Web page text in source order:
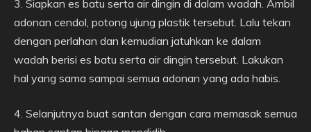
3. Siapkan es batu serta air dingin di dalam wadah. Ambil
adonan cendol, potong ujung plastik tersebut. Lalu tekan
dengan perlahan dan kemudian jatuhkan ke dalam
wadah berisi es batu serta air dingin tersebut. Lakukan
hal yang sama sampai semua adonan yang ada habis.
4. Selanjutnya buat santan dengan cara memasak semua